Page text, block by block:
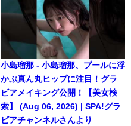
小島瑠那 - 小島瑠那、プールに浮
かぶ真ん丸ヒップに注目！グラ
ビアメイキング公開！【美女検
索】 (Aug 06, 2026) | SPA!グラ
ビアチャンネルさんより